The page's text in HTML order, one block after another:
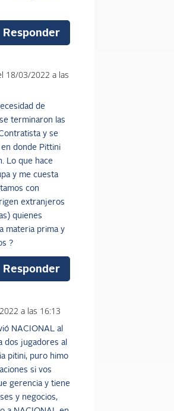
Responder
18/03/2022 a las
de
terminaron las
y se
donde Pittini
Lo que hace
y me cuesta
con
extranjeros
quienes
materia prima y
?
Responder
a las 16:13
NACIONAL al
dos jugadores al
pitini, puro himo
si vos
gerencia y tiene
y negocios,